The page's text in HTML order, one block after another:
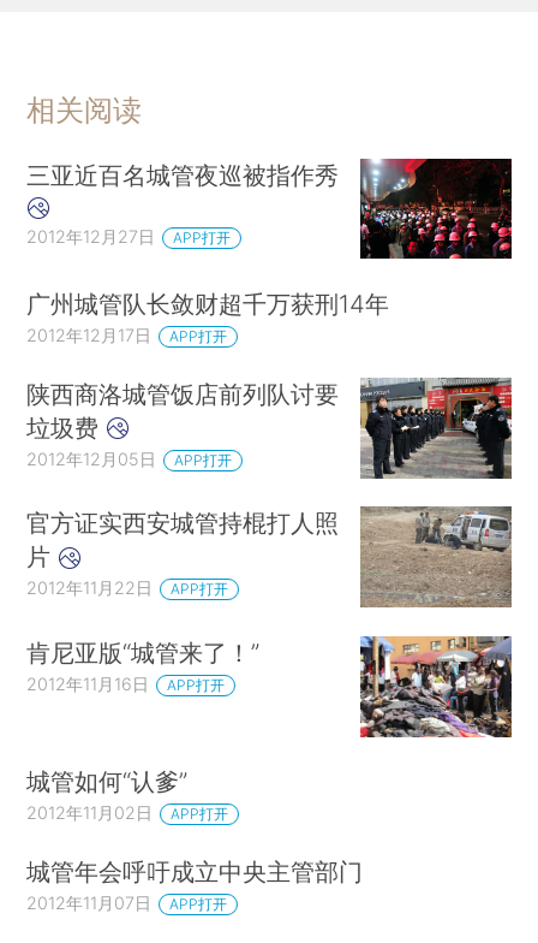
相关阅读
三亚近百名城管夜巡被指作秀
2012年12月27日 APP打开
广州城管队长敛财超千万获刑14年
2012年12月17日 APP打开
陕西商洛城管饭店前列队讨要
垃圾费
2012年12月05日 APP打开
官方证实西安城管持棍打人照
片
2012年11月22日 APP打开
肯尼亚版“城管来了！”
2012年11月16日 APP打开
城管如何“认爹”
2012年11月02日 APP打开
城管年会呼吁成立中央主管部门
2012年11月07日 APP打开